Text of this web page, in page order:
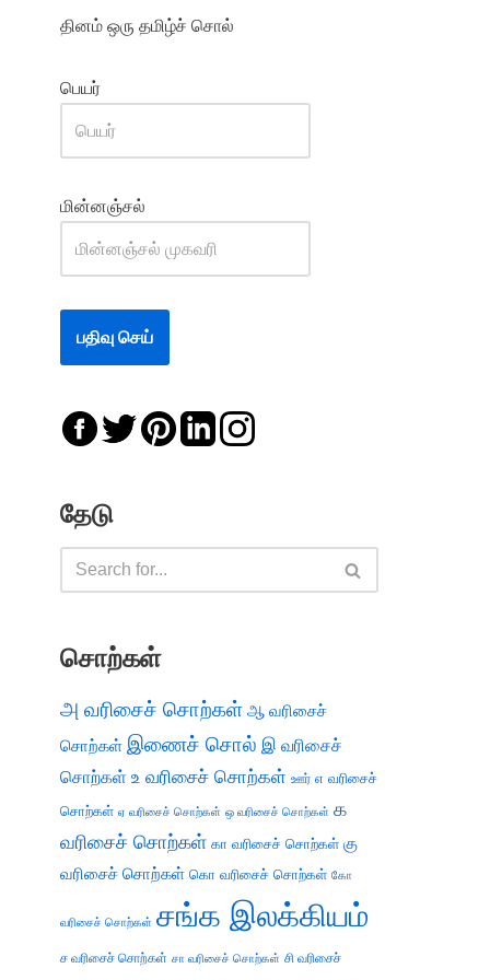
தினம் ஒரு தமிழ்ச் சொல்
பெயர்
மின்னஞ்சல்
தேடு
சொற்கள்
அ வரிசைச் சொற்கள் ஆ வரிசைச்
சொற்கள் இணைச் சொல் இ வரிசைச்
சொற்கள் உ வரிசைச் சொற்கள் ஊர் எ வரிசைச்
சொற்கள் ஏ வரிசைச் சொற்கள் ஒ வரிசைச் சொற்கள் க
வரிசைச் சொற்கள் கா வரிசைச் சொற்கள் கு
வரிசைச் சொற்கள் கொ வரிசைச் சொற்கள் கோ
வரிசைச் சொற்கள் சங்க இலக்கியம்
ச வரிசைச் சொற்கள் சா வரிசைச் சொற்கள் சி வரிசைச்